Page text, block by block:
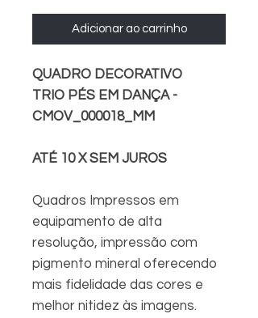
Adicionar ao carrinho
QUADRO DECORATIVO
TRIO PÉS EM DANÇA -
CMOV_000018_MM
ATÉ 10 X SEM JUROS
Quadros Impressos em
equipamento de alta
resolução, impressão com
pigmento mineral oferecendo
mais fidelidade das cores e
melhor nitidez às imagens.